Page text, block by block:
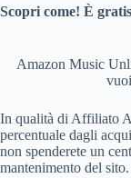
Scopri come! È
Amazon Music
In qualità di Affiliato
percentuale dagli
non spenderete un
mantenimento del sito.